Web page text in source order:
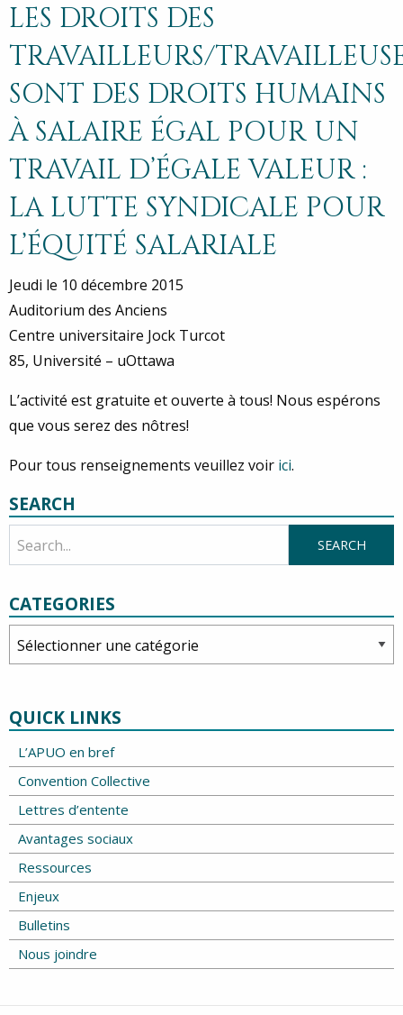
LES DROITS DES
TRAVAILLEURS/
SONT DES DROITS HUMAINS
À SALAIRE ÉGAL POUR UN
TRAVAIL D’ÉGALE VALEUR :
LA LUTTE SYNDICALE POUR
L’ÉQUITÉ SALARIALE
Jeudi le 10 décembre 2015
Auditorium des Anciens
Centre universitaire Jock Turcot
85, Université – uOttawa
L’activité est gratuite et ouverte à tous! Nous espérons
que vous serez des nôtres!
Pour tous renseignements veuillez voir ici.
SEARCH
CATEGORIES
QUICK LINKS
L’APUO en bref
Convention Collective
Lettres d’entente
Avantages sociaux
Ressources
Enjeux
Bulletins
Nous joindre